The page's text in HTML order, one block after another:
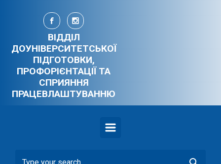
Skip to main content
ВІДДІЛ
ДОУНІВЕРСИТЕТСЬКОЇ
ПІДГОТОВКИ,
ПРОФОРІЄНТАЦІЇ ТА
СПРИЯННЯ
ПРАЦЕВЛАШТУВАННЮ